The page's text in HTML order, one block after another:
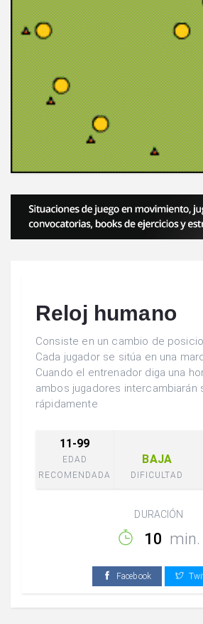
Reloj humano
Consiste en un cambio de
Cada jugador se sitúa en una
Cuando el entrenador diga una
ambos jugadores intercambiarán
rápidamente
11-99
EDAD
RECOMENDADA
BAJA
DIFICULTAD
DURACIÓN
10 min.
Facebook